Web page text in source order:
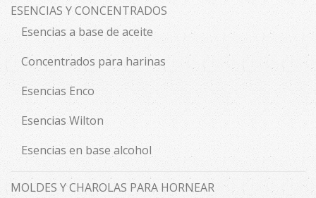
ESENCIAS Y CONCENTRADOS
Esencias a base de aceite
Concentrados para harinas
Esencias Enco
Esencias Wilton
Esencias en base alcohol
MOLDES Y CHAROLAS PARA HORNEAR